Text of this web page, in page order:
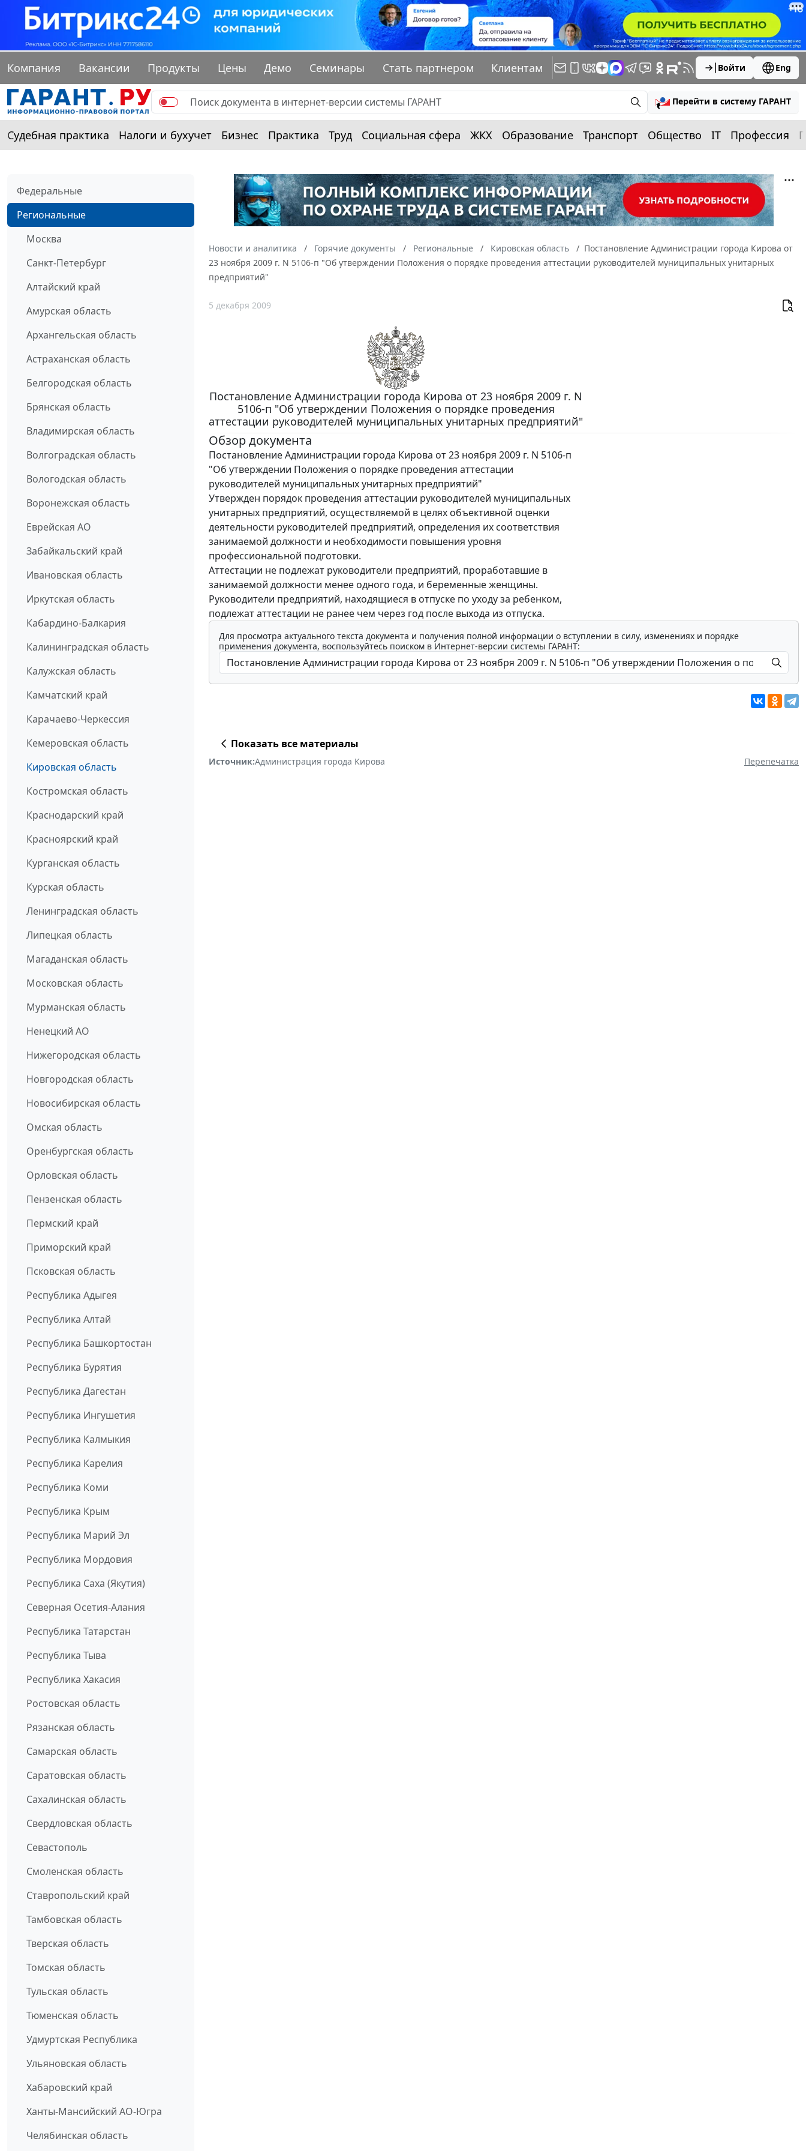
Компания Вакансии Продукты Цены Демо Семинары Стать партнером Клиентам Войти Eng
Перейти в систему ГАРАНТ
Судебная практика Налоги и бухучет Бизнес Практика Труд Социальная сфера ЖКХ Образование Транспорт Общество IT Профессия
Федеральные
Региональные
Москва
Санкт-Петербург
Алтайский край
Амурская область
Архангельская область
Астраханская область
Белгородская область
Брянская область
Владимирская область
Волгоградская область
Вологодская область
Воронежская область
Еврейская АО
Забайкальский край
Ивановская область
Иркутская область
Кабардино-Балкария
Калининградская область
Калужская область
Камчатский край
Карачаево-Черкессия
Кемеровская область
Кировская область
Костромская область
Краснодарский край
Красноярский край
Курганская область
Курская область
Ленинградская область
Липецкая область
Магаданская область
Московская область
Мурманская область
Ненецкий АО
Нижегородская область
Новгородская область
Новосибирская область
Омская область
Оренбургская область
Орловская область
Пензенская область
Пермский край
Приморский край
Псковская область
Республика Адыгея
Республика Алтай
Республика Башкортостан
Республика Бурятия
Республика Дагестан
Республика Ингушетия
Республика Калмыкия
Республика Карелия
Республика Коми
Республика Крым
Республика Марий Эл
Республика Мордовия
Республика Саха (Якутия)
Северная Осетия-Алания
Республика Татарстан
Республика Тыва
Республика Хакасия
Ростовская область
Рязанская область
Самарская область
Саратовская область
Сахалинская область
Свердловская область
Севастополь
Смоленская область
Ставропольский край
Тамбовская область
Тверская область
Томская область
Тульская область
Тюменская область
Удмуртская Республика
Ульяновская область
Хабаровский край
Ханты-Мансийский АО-Югра
Челябинская область
Новости и аналитика Горячие документы Региональные Кировская область
Постановление Администрации города Кирова от
23 ноября 2009 г. N 5106-п "Об утверждении Положения о порядке проведения аттестации руководителей муниципальных унитарных
предприятий"
5 декабря 2009
Постановление Администрации города Кирова от 23 ноября 2009 г. N
5106-п "Об утверждении Положения о порядке проведения
аттестации руководителей муниципальных унитарных предприятий"
Обзор документа
Постановление Администрации города Кирова от 23 ноября 2009 г. N 5106-п
"Об утверждении Положения о порядке проведения аттестации
руководителей муниципальных унитарных предприятий"
Утвержден порядок проведения аттестации руководителей муниципальных
унитарных предприятий, осуществляемой в целях объективной оценки
деятельности руководителей предприятий, определения их соответствия
занимаемой должности и необходимости повышения уровня
профессиональной подготовки.
Аттестации не подлежат руководители предприятий, проработавшие в
занимаемой должности менее одного года, и беременные женщины.
Руководители предприятий, находящиеся в отпуске по уходу за ребенком,
подлежат аттестации не ранее чем через год после выхода из отпуска.
Для просмотра актуального текста документа и получения полной информации о вступлении в силу, изменениях и порядке
применения документа, воспользуйтесь поиском в Интернет-версии системы ГАРАНТ:
Показать все материалы
Источник:Администрация города Кирова Перепечатка